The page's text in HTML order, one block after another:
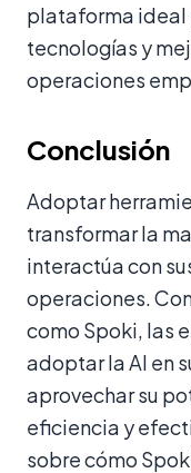
plataforma ideal
tecnologías y
operaciones
Conclusión
Adoptar
transformar la
interactúa con
operaciones.
como Spoki, las
adoptar la AI en
aprovechar su
eficiencia y
sobre cómo